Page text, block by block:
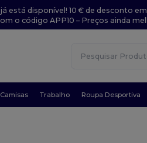
está disponível! 10 € de desconto
o código APP10 – Preços ainda
Camisas Trabalho Roupa Desportiva